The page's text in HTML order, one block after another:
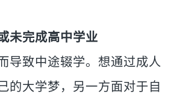
未完成高中学业
导致中途辍学。想通过成人
的大学梦，另一方面对于自